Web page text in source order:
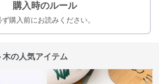
購入時のルール
ず購入前にお読みください。
の人気アイテム